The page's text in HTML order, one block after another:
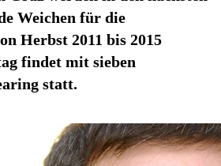
Weichen für die
Herbst 2011 bis 2015
findet mit sieben
statt.